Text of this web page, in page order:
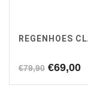
REGENHOES
€79,90 €69,00